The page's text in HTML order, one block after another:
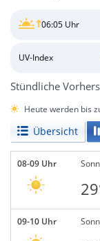
06:05 Uhr
UV-Index
Stündliche
Heute werden bis
Übersicht
08-09 Uhr
09-10 Uhr